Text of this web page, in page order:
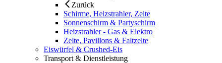
Zurück
Schirme, Heizstrahler, Zelte
Sonnenschirm & Partyschirm
Heizstrahler - Gas & Elektro
Zelte, Pavillons & Faltzelte
Eiswürfel & Crushed-Eis
Transport & Dienstleistung